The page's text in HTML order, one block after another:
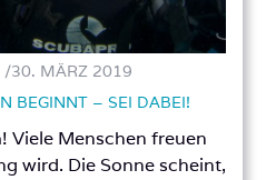
/30. MÄRZ 2019
BEGINNT – SEI DABEI!
Viele Menschen freuen
wird. Die Sonne scheint,